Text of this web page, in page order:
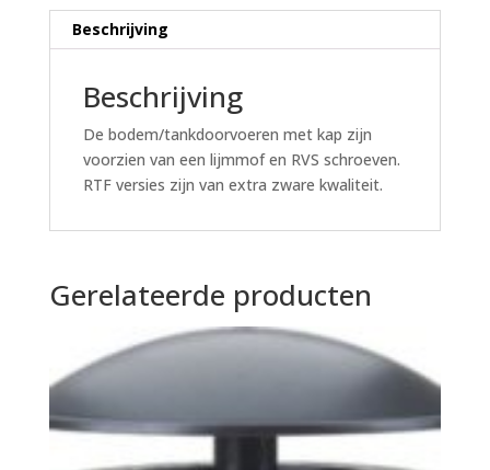
Beschrijving
Beschrijving
De bodem/tankdoorvoeren met kap zijn
voorzien van een lijmmof en RVS schroeven.
RTF versies zijn van extra zware kwaliteit.
Gerelateerde producten